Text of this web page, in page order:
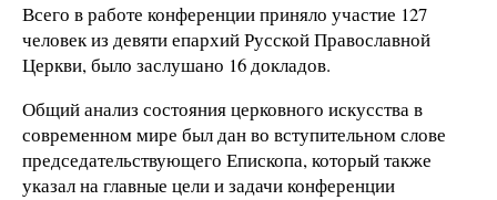
Всего в работе конференции приняло участие 127
человек из девяти епархий Русской Православной
Церкви, было заслушано 16 докладов.
Общий анализ состояния церковного искусства в
современном мире был дан во вступительном слове
председательствующего Епископа, который также
указал на главные цели и задачи конференции